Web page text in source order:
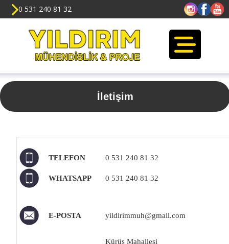
0 531 240 81 32
İletişim
TELEFON 0 531 240 81 32
WHATSAPP 0 531 240 81 32
E-POSTA yildirimmuh@gmail.com
Kürüş Mahallesi